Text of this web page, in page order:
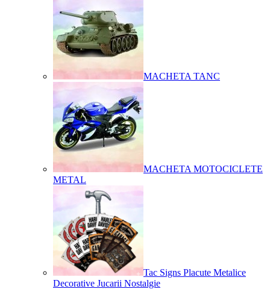
MACHETA TANC
MACHETA MOTOCICLETE
METAL
Tac Signs Placute Metalice
Decorative Jucarii Nostalgie